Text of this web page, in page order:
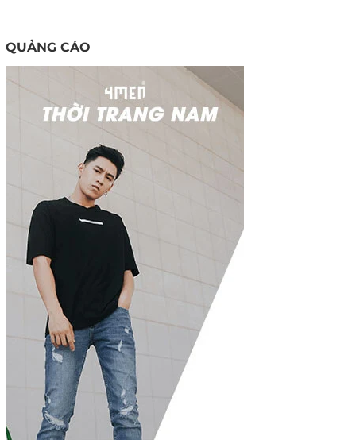
QUẢNG CÁO